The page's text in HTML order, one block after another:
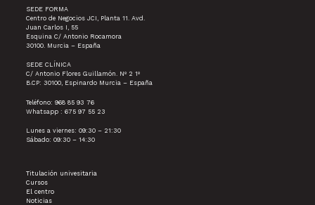
SEDE FORMA
Centro de Negocios JCI, Planta 11. Avd.
Juan Carlos I, 55
Esquina C/ Antonio Rocamora
30100. Murcia – España
SEDE CLÍNICA
C/ Antonio Flores Guillamón. Nº 2 1º
B.CP: 30100, Espinardo Murcia – España
Teléfono: 968 85 93 76
Whatsapp : 675 97 55 23
Lunes a viernes: 09:30 – 21:30
Sábado: 09:30 – 14:30
Titulación univesitaria
Cursos
El centro
Noticias